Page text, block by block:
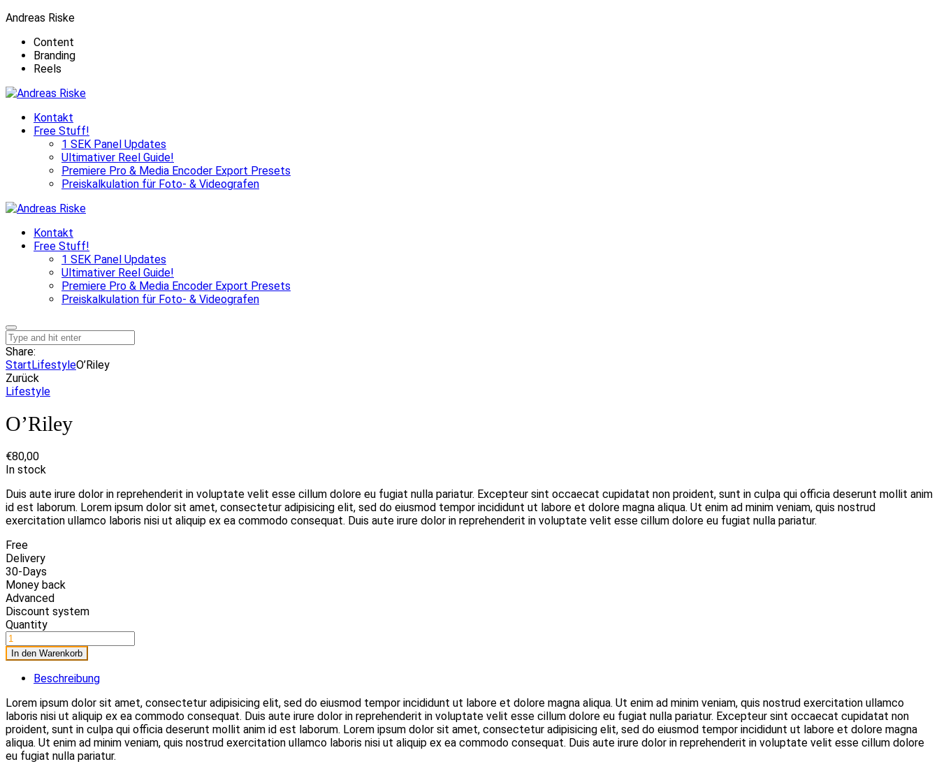
Andreas Riske
Content
Branding
Reels
Kontakt
Free Stuff!
1 SEK Panel Updates
Ultimativer Reel Guide!
Premiere Pro & Media Encoder Export Presets
Preiskalkulation für Foto- & Videografen
Kontakt
Free Stuff!
1 SEK Panel Updates
Ultimativer Reel Guide!
Premiere Pro & Media Encoder Export Presets
Preiskalkulation für Foto- & Videografen
Share:
StartLifestyleO’Riley
Zurück
Lifestyle
O’Riley
€80,00
In stock
Duis aute irure dolor in reprehenderit in voluptate velit esse cillum dolore eu fugiat nulla pariatur. Excepteur sint occaecat cupidatat non proident, sunt in culpa qui officia deserunt mollit anim
id est laborum. Lorem ipsum dolor sit amet, consectetur adipisicing elit, sed do eiusmod tempor incididunt ut labore et dolore magna aliqua. Ut enim ad minim veniam, quis nostrud
exercitation ullamco laboris nisi ut aliquip ex ea commodo consequat. Duis aute irure dolor in reprehenderit in voluptate velit esse cillum dolore eu fugiat nulla pariatur.
Free
Delivery
30-Days
Money back
Advanced
Discount system
Quantity
In den Warenkorb
Beschreibung
Lorem ipsum dolor sit amet, consectetur adipisicing elit, sed do eiusmod tempor incididunt ut labore et dolore magna aliqua. Ut enim ad minim veniam, quis nostrud exercitation ullamco
laboris nisi ut aliquip ex ea commodo consequat. Duis aute irure dolor in reprehenderit in voluptate velit esse cillum dolore eu fugiat nulla pariatur. Excepteur sint occaecat cupidatat non
proident, sunt in culpa qui officia deserunt mollit anim id est laborum. Lorem ipsum dolor sit amet, consectetur adipisicing elit, sed do eiusmod tempor incididunt ut labore et dolore magna
aliqua. Ut enim ad minim veniam, quis nostrud exercitation ullamco laboris nisi ut aliquip ex ea commodo consequat. Duis aute irure dolor in reprehenderit in voluptate velit esse cillum dolore
eu fugiat nulla pariatur.